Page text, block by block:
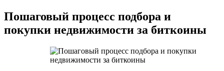
Пошаговый процесс подбора и
покупки недвижимости за биткоины